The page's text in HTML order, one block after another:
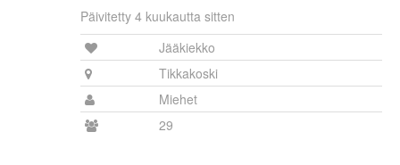
Päivitetty 4 kuukautta sitten
Jääkiekko
Tikkakoski
Miehet
29